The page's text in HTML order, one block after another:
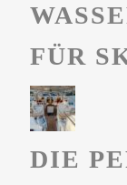
FÜR
DIE